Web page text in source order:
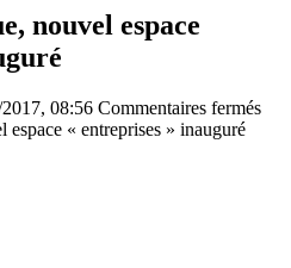
nouvel espace
08:56 Commentaires fermés
« entreprises » inauguré